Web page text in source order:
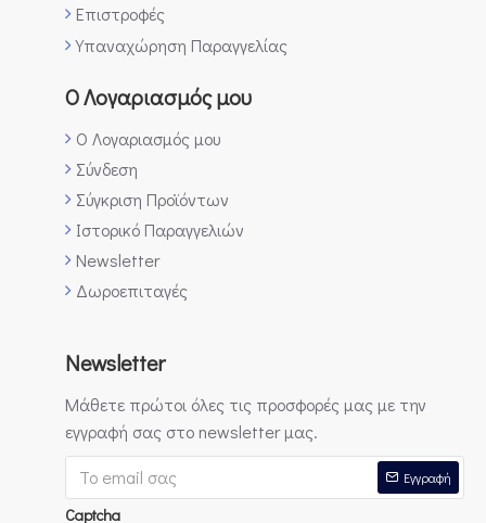
Επιστροφές
Υπαναχώρηση Παραγγελίας
Ο Λογαριασμός μου
Ο Λογαριασμός μου
Σύνδεση
Σύγκριση Προϊόντων
Ιστορικό Παραγγελιών
Newsletter
Δωροεπιταγές
Newsletter
Μάθετε πρώτοι όλες τις προσφορές μας με την
εγγραφή σας στο newsletter μας.
Εγγραφή
Captcha